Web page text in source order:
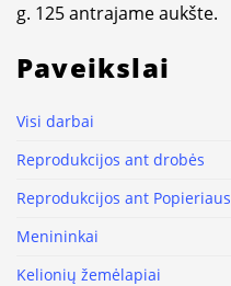
g. 125 antrajame aukšte.
Paveikslai
Visi darbai
Reprodukcijos ant drobės
Reprodukcijos ant Popieriaus
Menininkai
Kelionių žemėlapiai